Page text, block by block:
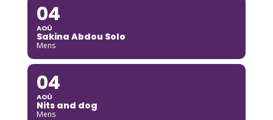
04
AOÛ
Sakina Abdou Solo
Mens
04
AOÛ
Nits and dog
Mens